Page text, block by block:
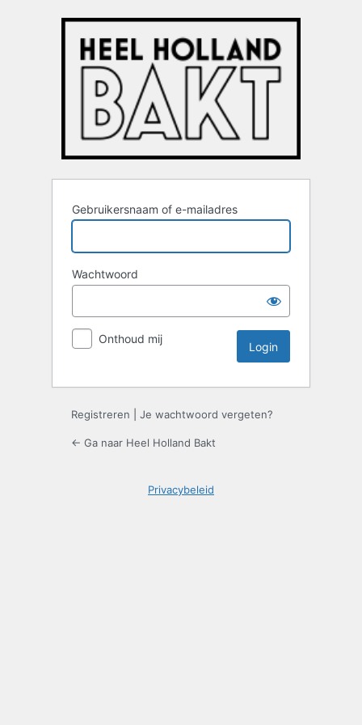
Gebruikersnaam of e-mailadres
Wachtwoord
Onthoud mij
Registreren Je wachtwoord vergeten?
← Ga naar Heel Holland Bakt
Privacybeleid